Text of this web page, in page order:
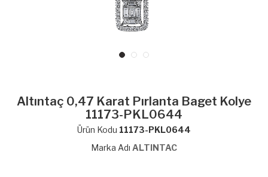
Altıntaç 0,47 Karat Pırlanta Baget Kolye
11173-PKL0644
Ürün Kodu 11173-PKL0644
Marka Adı ALTINTAC